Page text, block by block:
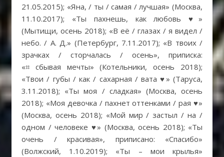
21.05.2015); «Яна, / ты / самая / лучшая» (Москва,
11.10.2017); «Ты пахнешь, как любовь ♥»
(Мытищи, осень 2018); «В её / глазах / я видел /
небо. / А. Д.» (Петербург, 7.11.2017); «В твоих /
зрачках / сторчалась / осень», приписка:
«⌗ сбывая мечты» (Котельники, осень 2018);
«Твои / губы / как / сахарная / вата ♥» (Таруса,
3.11.2018); «Ты моя / сладкая» (Москва, осень
2018); «Моя девочка / пахнет оттенками / рая ♥»
(Москва, осень 2018); «Мой мир / застыл / на /
одном / человеке ♥» (Москва, осень 2018); «Ты
очень / красивая», приписано: «Спасибо»
(Волжский, 1.10.2019); «Ты – мои крылья»